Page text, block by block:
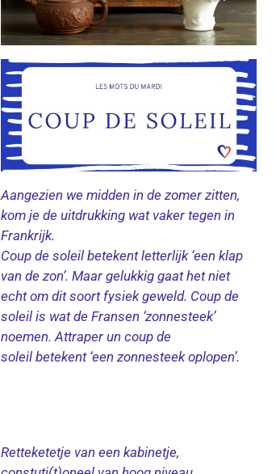
Aangezien we midden in de zomer zitten,
kom je de uitdrukking wat vaker tegen in
Frankrijk.
Coup de soleil betekent letterlijk ‘een klap
van de zon’. Maar gelukkig gaat het niet
echt om dit soort fysiek geweld. Coup de
soleil is wat de Fransen ‘zonnesteek’
noemen. Attraper un coup de
soleil betekent ‘een zonnesteek oplopen’.
Retteketetje van een kabinetje,